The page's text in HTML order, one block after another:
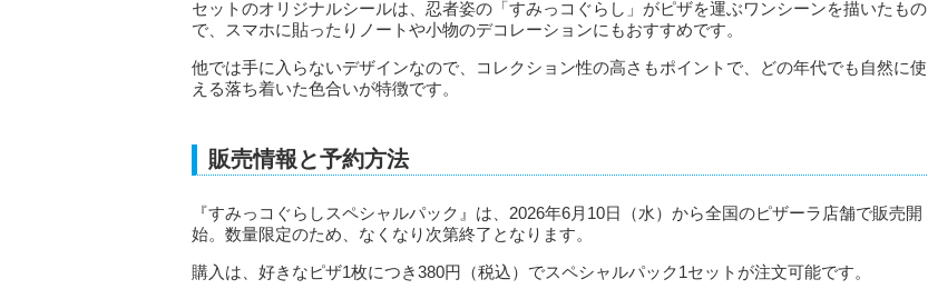
セットのオリジナルシールは、忍者姿の「すみっコぐらし」がピザを運ぶワンシーンを描いたもの
で、スマホに貼ったりノートや小物のデコレーションにもおすすめです。
他では手に入らないデザインなので、コレクション性の高さもポイントで、どの年代でも自然に使
える落ち着いた色合いが特徴です。
販売情報と予約方法
『すみっコぐらしスペシャルパック』は、2026年6月10日（水）から全国のピザーラ店舗で販売開
始。数量限定のため、なくなり次第終了となります。
購入は、好きなピザ1枚につき380円（税込）でスペシャルパック1セットが注文可能です。